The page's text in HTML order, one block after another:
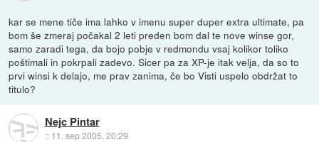
kar se mene tiče ima lahko v imenu super duper extra ultimate, pa
bom še zmeraj počakal 2 leti preden bom dal te nove winse gor,
samo zaradi tega, da bojo pobje v redmondu vsaj kolikor toliko
poštimali in pokrpali zadevo. Sicer pa za XP-je itak velja, da so to
prvi winsi k delajo, me prav zanima, če bo Visti uspelo obdržat to
titulo?
Nejc Pintar
:: 11. sep 2005, 20:29